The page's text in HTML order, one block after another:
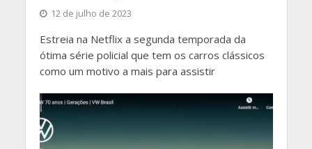
12 de julho de 2023
Estreia na Netflix a segunda temporada da
ótima série policial que tem os carros clássicos
como um motivo a mais para assistir